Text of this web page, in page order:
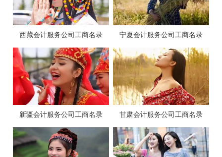
西藏会计服务公司工商名录 宁夏会计服务公司工商名录
新疆会计服务公司工商名录 甘肃会计服务公司工商名录